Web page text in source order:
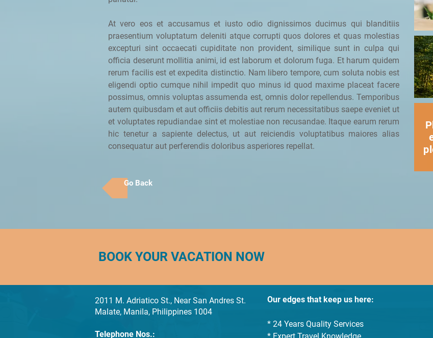
At vero eos et accusamus et iusto odio dignissimos ducimus qui blanditiis
praesentium voluptatum deleniti atque corrupti quos dolores et quas molestias
excepturi sint occaecati cupiditate non provident, similique sunt in culpa qui
officia deserunt mollitia animi, id est laborum et dolorum fuga. Et harum quidem
rerum facilis est et expedita distinctio. Nam libero tempore, cum soluta nobis est
eligendi optio cumque nihil impedit quo minus id quod maxime placeat facere
possimus, omnis voluptas assumenda est, omnis dolor repellendus. Temporibus
autem quibusdam et aut officiis debitis aut rerum necessitatibus saepe eveniet ut
et voluptates repudiandae sint et molestiae non recusandae. Itaque earum rerum
hic tenetur a sapiente delectus, ut aut reiciendis voluptatibus maiores alias
consequatur aut perferendis doloribus asperiores repellat.
Go Back
BOOK YOUR VACATION NOW
2011 M. Adriatico St., Near San Andres St.
Malate, Manila, Philippines 1004
Telephone Nos.:
Our edges that keep us here:
* 24 Years Quality Services